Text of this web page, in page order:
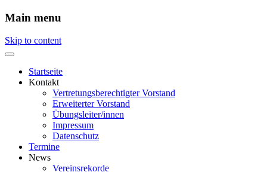
Main menu
Skip to content
Startseite
Kontakt
Vertretungsberechtigter Vorstand
Erweiterter Vorstand
Übungsleiter/innen
Impressum
Datenschutz
Termine
News
Vereinsrekorde